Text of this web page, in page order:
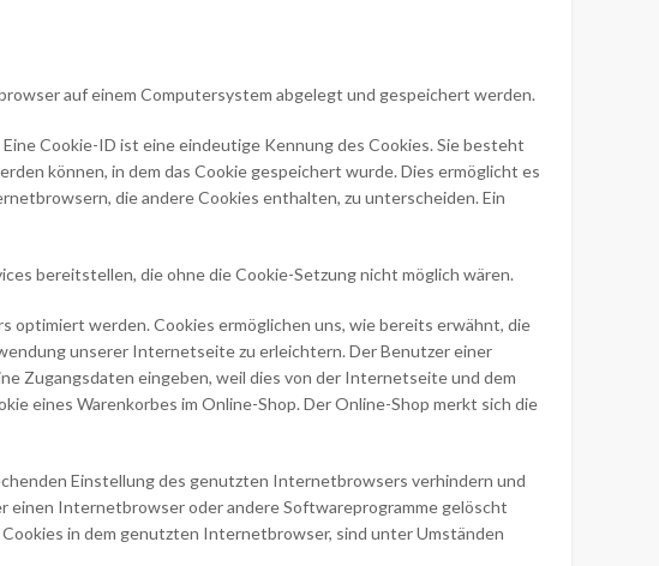
auf einem Computersystem abgelegt und gespeichert werden.
Cookie-ID ist eine eindeutige Kennung des Cookies. Sie besteht
können, in dem das Cookie gespeichert wurde. Dies ermöglicht es
die andere Cookies enthalten, zu unterscheiden. Ein
bereitstellen, die ohne die Cookie-Setzung nicht möglich wären.
werden. Cookies ermöglichen uns, wie bereits erwähnt, die
unserer Internetseite zu erleichtern. Der Benutzer einer
Zugangsdaten eingeben, weil dies von der Internetseite und dem
eines Warenkorbes im Online-Shop. Der Online-Shop merkt sich die
Einstellung des genutzten Internetbrowsers verhindern und
einen Internetbrowser oder andere Softwareprogramme gelöscht
in dem genutzten Internetbrowser, sind unter Umständen